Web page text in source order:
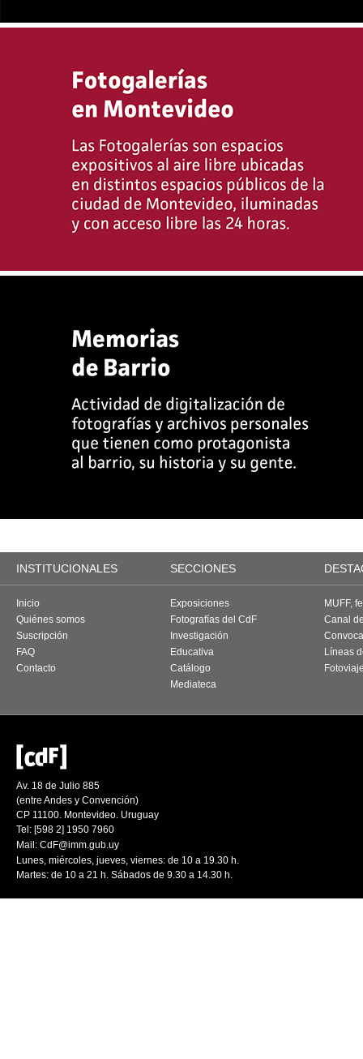
INSTITUCIONALES SECCIONES
Inicio
Quiénes somos
Suscripción
FAQ
Contacto
Exposiciones
Fotografías del CdF
Investigación
Educativa
Catálogo
Mediateca
MUFF,
Canal
Líneas
Av. 18 de Julio 885
(entre Andes y Convención)
CP 11100. Montevideo. Uruguay
Tel: [598 2] 1950 7960
Mail: CdF@imm.gub.uy
Lunes, miércoles, jueves, viernes: de 10 a 19.30 h.
Martes: de 10 a 21 h. Sábados de 9.30 a 14.30 h.